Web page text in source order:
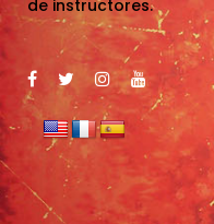
de instructores.